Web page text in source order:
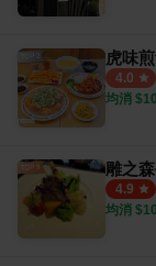
虎味
4.0
均消 $
雕之
4.9
均消 $